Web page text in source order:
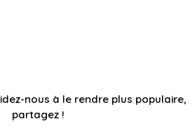
nous à le rendre plus populaire,
partagez !